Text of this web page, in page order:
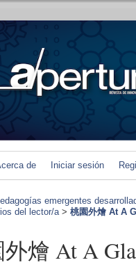
de Iniciar sesión
emergentes
del lector/a> 桃園外燴 At A
燴 At A